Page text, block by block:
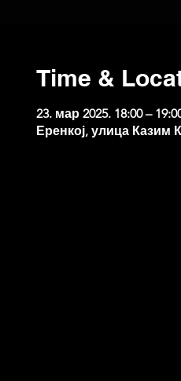
Time &
23. мар 2025. 18:00 –
Еренкој, улица Казим